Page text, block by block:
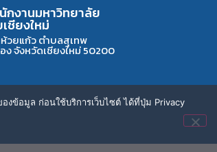
กงานมหาวิทยาลัย
ชียงใหม่
วยแก้ว ตำบลสุเทพ
ง จังหวัดเชียงใหม่ 50200
งข้อมูล ก่อนใช้บริการเว็บไซต์ ได้ที่ปุ่ม Privacy